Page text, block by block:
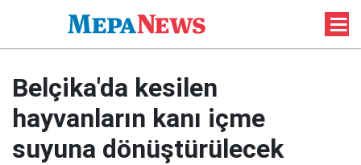
Belçika'da kesilen
hayvanların kanı içme
suyuna dönüştürülecek